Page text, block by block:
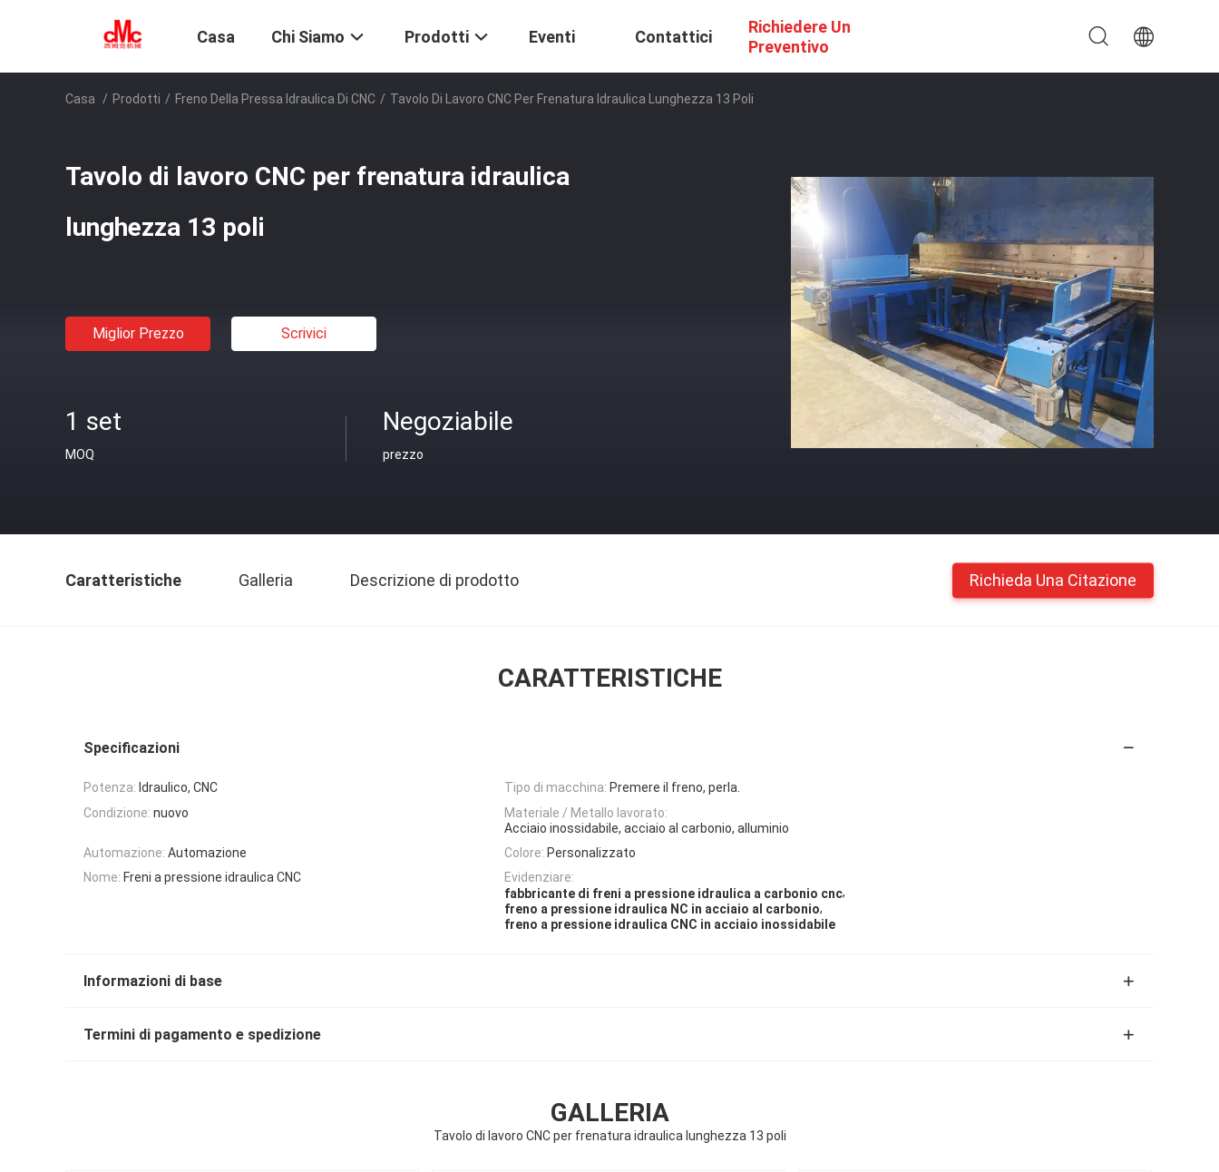
Casa Chi Siamo Prodotti Eventi Contattici
Richiedere Un
Preventivo
Casa / Prodotti / Freno Della Pressa Idraulica Di CNC / Tavolo Di Lavoro CNC Per Frenatura Idraulica Lunghezza 13 Poli
Tavolo di lavoro CNC per frenatura idraulica
lunghezza 13 poli
Miglior Prezzo Scrivici
1 set
MOQ
Negoziabile
prezzo
Caratteristiche Galleria Descrizione di prodotto Richieda Una Citazione
CARATTERISTICHE
Specificazioni
Potenza: Idraulico, CNC Tipo di macchina: Premere il freno, perla.
Condizione: nuovo
Materiale / Metallo lavorato:
Acciaio inossidabile, acciaio al carbonio, alluminio
Automazione: Automazione Colore: Personalizzato
Nome: Freni a pressione idraulica CNC
Evidenziare:
fabbricante di freni a pressione idraulica a carbonio cnc,
freno a pressione idraulica NC in acciaio al carbonio,
freno a pressione idraulica CNC in acciaio inossidabile
Informazioni di base
Termini di pagamento e spedizione
GALLERIA
Tavolo di lavoro CNC per frenatura idraulica lunghezza 13 poli